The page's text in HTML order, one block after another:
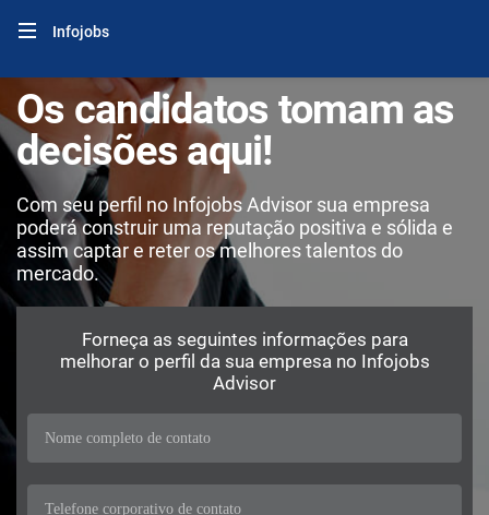
Infojobs
Os candidatos tomam as
decisões aqui!
Com seu perfil no Infojobs Advisor sua empresa
poderá construir uma reputação positiva e sólida e
assim captar e reter os melhores talentos do
mercado.
Forneça as seguintes informações para
melhorar o perfil da sua empresa no Infojobs
Advisor